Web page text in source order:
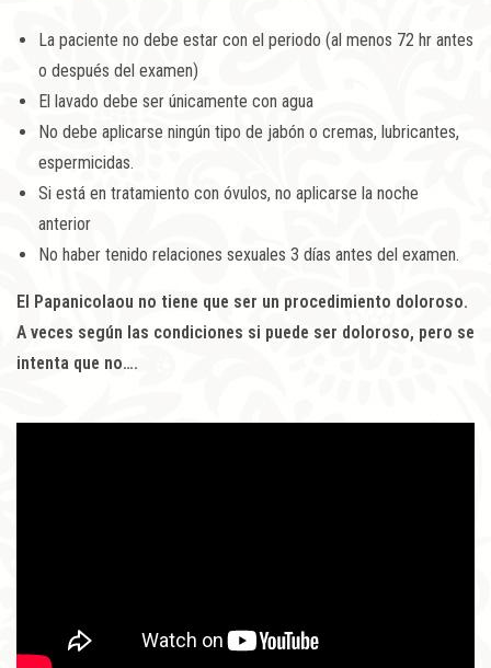
La paciente no debe estar con el periodo (al menos 72 hr antes
o después del examen)
El lavado debe ser únicamente con agua
No debe aplicarse ningún tipo de jabón o cremas, lubricantes,
espermicidas.
Si está en tratamiento con óvulos, no aplicarse la noche
anterior
No haber tenido relaciones sexuales 3 días antes del examen.
El Papanicolaou no tiene que ser un procedimiento doloroso.
A veces según las condiciones si puede ser doloroso, pero se
intenta que no….